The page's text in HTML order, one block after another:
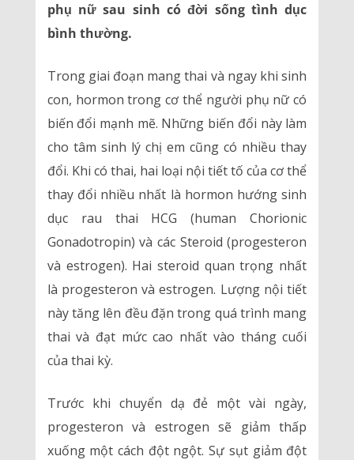
phụ nữ sau sinh có đời sống tình dục
bình thường.
Trong giai đoạn mang thai và ngay khi sinh
con, hormon trong cơ thể người phụ nữ có
biến đổi mạnh mẽ. Những biến đổi này làm
cho tâm sinh lý chị em cũng có nhiều thay
đổi. Khi có thai, hai loại nội tiết tố của cơ thể
thay đổi nhiều nhất là hormon hướng sinh
dục rau thai HCG (human Chorionic
Gonadotropin) và các Steroid (progesteron
và estrogen). Hai steroid quan trọng nhất
là progesteron và estrogen. Lượng nội tiết
này tăng lên đều đặn trong quá trình mang
thai và đạt mức cao nhất vào tháng cuối
của thai kỳ.
Trước khi chuyển dạ đẻ một vài ngày,
progesteron và estrogen sẽ giảm thấp
xuống một cách đột ngột. Sự sụt giảm đột